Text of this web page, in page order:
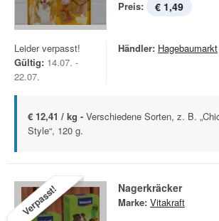
Preis: € 1,49
Leider verpasst!
Gültig: 14.07. -
22.07.
Händler: Hagebaumarkt
€ 12,41 / kg - Verschiedene Sorten, z. B.
Style“, 120 g.
Verpasst! Nagerkräcker
Marke: Vitakraft